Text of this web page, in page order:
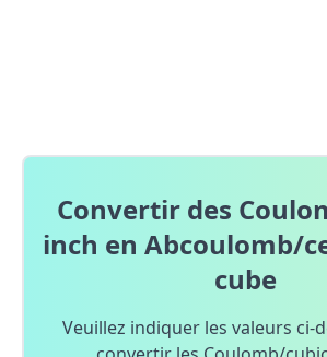
Convertir des
inch en Abcoulomb/
cube
Veuillez indiquer les valeurs ci-